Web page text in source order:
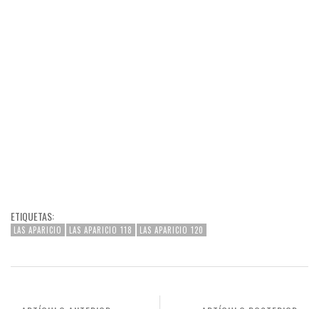
ETIQUETAS:
LAS APARICIO LAS APARICIO 118 LAS APARICIO 120